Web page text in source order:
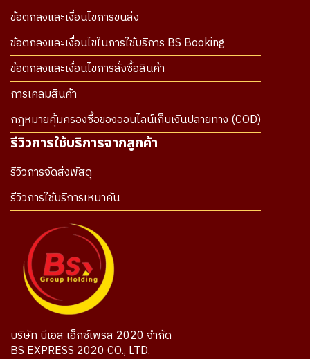
ข้อตกลงและเงื่อนไขการขนส่ง
ข้อตกลงและเงื่อนไขในการใช้บริการ BS Booking
ข้อตกลงและเงื่อนไขการสั่งซื้อสินค้า
การเคลมสินค้า
กฎหมายคุ้มครองซื้อของออนไลน์เก็บเงินปลายทาง (COD)
รีวิวการใช้บริการจากลูกค้า
รีวิวการจัดส่งพัสดุ
รีวิวการใช้บริการเหมาคัน
บริษัท บีเอส เอ็กซ์เพรส 2020 จำกัด
BS EXPRESS 2020 CO., LTD.